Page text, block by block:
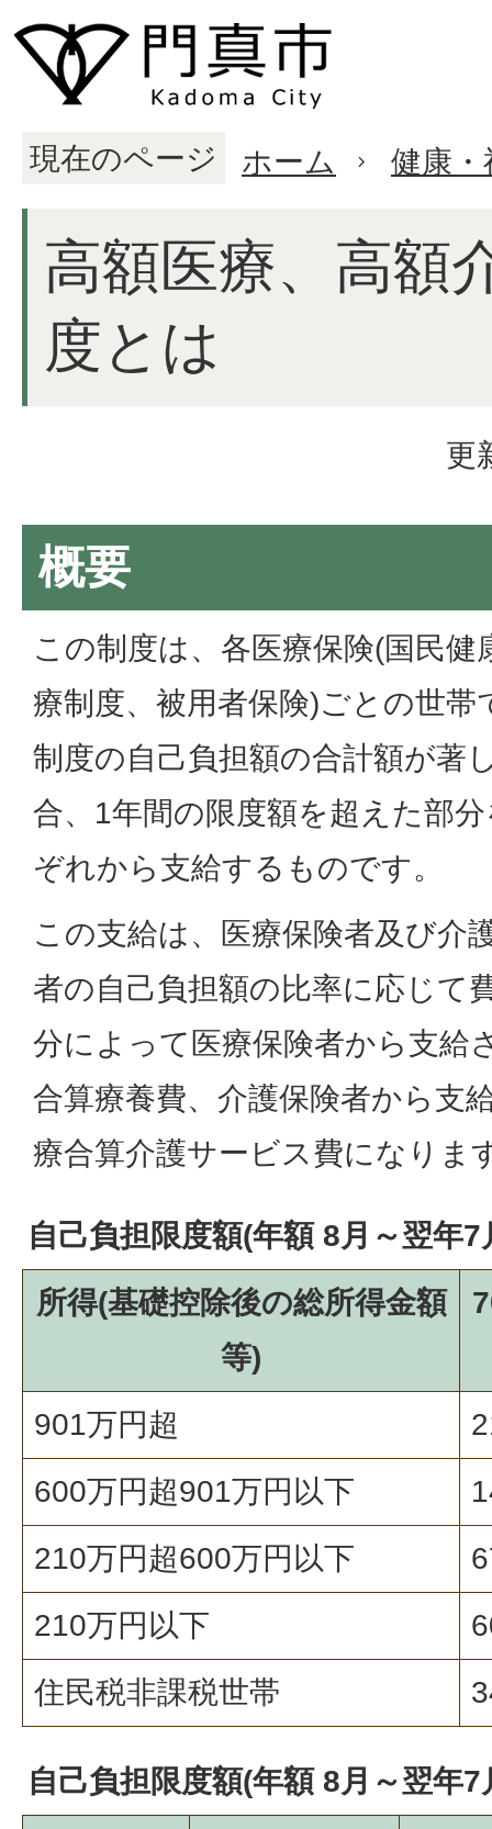
現在のページ ホーム 健康・
高額医療、高額
度とは
更
概要
この制度は、各医療保険(国民健
療制度、被用者保険)ごとの世帯
制度の自己負担額の合計額が著
合、1年間の限度額を超えた部
ぞれから支給するものです。
この支給は、医療保険者及び介
者の自己負担額の比率に応じて
分によって医療保険者から支給
合算療養費、介護保険者から支
療合算介護サービス費になりま
自己負担限度額(年額 8月～翌年7
所得(基礎控除後の総所得金額
等)
901万円超
600万円超901万円以下
210万円超600万円以下
210万円以下
住民税非課税世帯
自己負担限度額(年額 8月～翌年7